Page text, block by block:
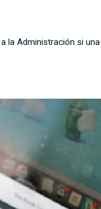
la Administración si